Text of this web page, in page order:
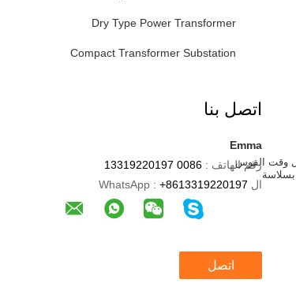
Dry Type Power Transformer
Compact Transformer Substation
اتصل بنا
Emma
رقم الهاتف :
ال WhatsApp : +8613319220197
اتصل
وقت القوس